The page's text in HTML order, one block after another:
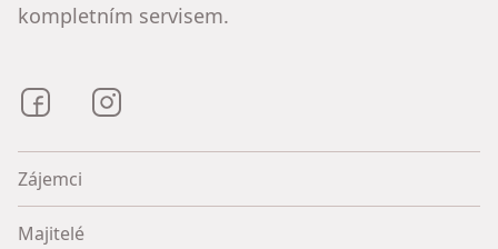
kompletním servisem.
Bezrealitky na Facebooku
Zájemci
Majitelé